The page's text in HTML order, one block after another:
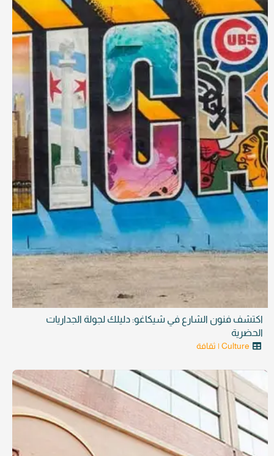
اكتشف فنون الشارع في شيكاغو: دليلك لجولة الجداريات
الحضرية
Culture | ثقافة